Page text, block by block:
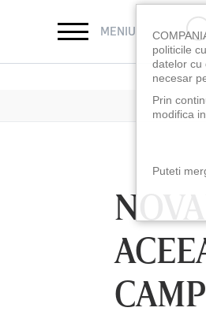
MENIU
politicile
datelor cu
necesar
Prin
modifica
Puteti